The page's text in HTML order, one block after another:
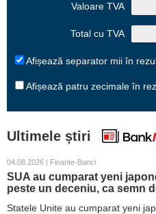
Valoare TVA
Total cu TVA
Afișează separator mii în
Afișează patru zecimale în
Ultimele știri
04.08.2026 | Finante-Banci
SUA au cumparat yeni
peste un deceniu, ca semn
Statele Unite au cumparat yeni